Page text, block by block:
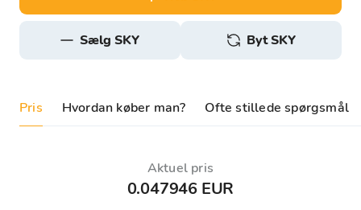
sælg SKY Byt SKY
Pris Hvordan køber man? Ofte stillede spørgsmål
Aktuel pris
0.047946 EUR